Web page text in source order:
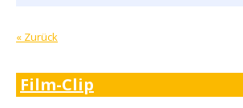
« Zurück
Film-Clip